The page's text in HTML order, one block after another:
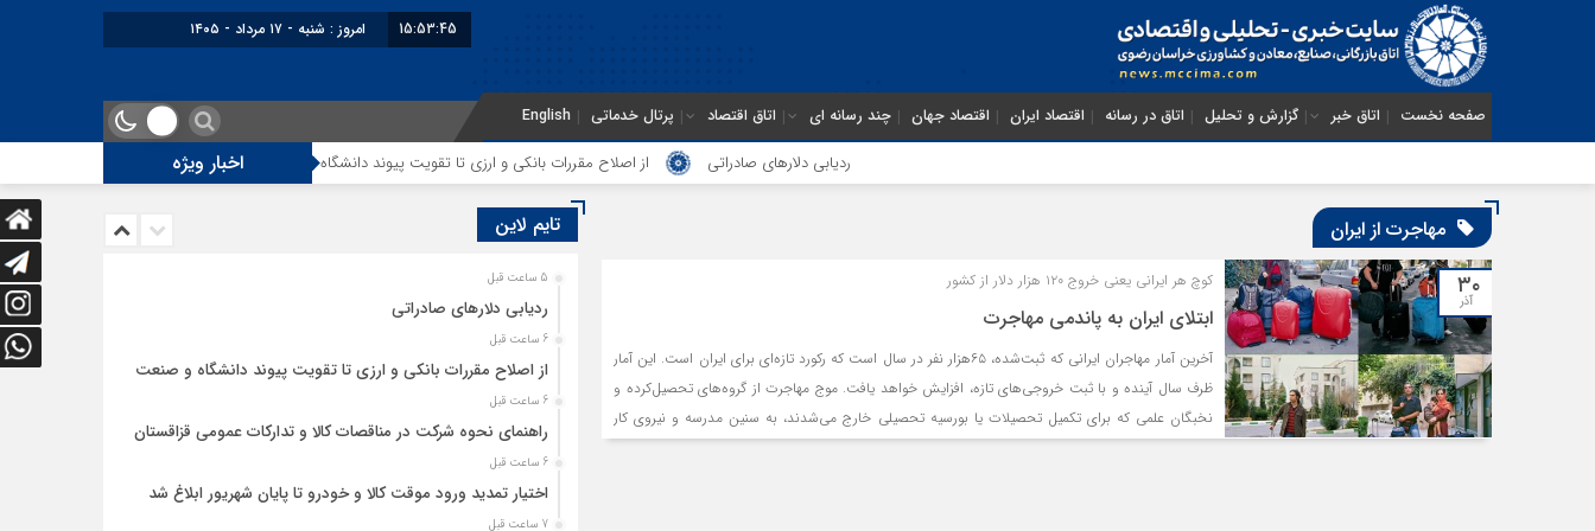
15:53:46 امروز : شنبه - ۱۷ مرداد - ۱۴۰۵
صفحه نخست اتاق خبر گزارش و تحلیل اتاق در رسانه اقتصاد ایران اقتصاد جهان چند رسانه ای اتاق اقتصاد پرتال خدماتی English
اخبار ویژه ردیابی دلارهای صادراتی از اصلاح مقررات بانکی و ارزی تا تقویت پیوند دانشگاه و صنعت راهنمای نحوه شرکت در مناقصات کالا
مهاجرت از ایران
۳۰
آذر
کوچ هر ایرانی یعنی خروج ۱۲۰ هزار دلار از کشور
ابتلای ایران به پاندمی مهاجرت
آخرین آمار مهاجران ایرانی که ثبت‌شده، ۶۵هزار نفر در سال است که رکورد تازه‌ای برای ایران است. این آمار
ظرف سال آینده و با ثبت خروجی‌های تازه، افزایش خواهد یافت. موج مهاجرت از گروه‌های تحصیل‌کرده و
نخبگان علمی که برای تکمیل تحصیلات یا بورسیه تحصیلی خارج می‌شدند، به سنین مدرسه و نیروی کار
متخصص رسیده است. روند مهاجرت به‌گونه‌ای است که ظرف سال‌های آینده نگرانی درباره نه فقط
تایم لاین
5 ساعت قبل
ردیابی دلارهای صادراتی
6 ساعت قبل
از اصلاح مقررات بانکی و ارزی تا تقویت پیوند دانشگاه و صنعت
6 ساعت قبل
راهنمای نحوه شرکت در مناقصات کالا و تدارکات عمومی قزاقستان
6 ساعت قبل
اختیار تمدید ورود موقت کالا و خودرو تا پایان شهریور ابلاغ شد
7 ساعت قبل